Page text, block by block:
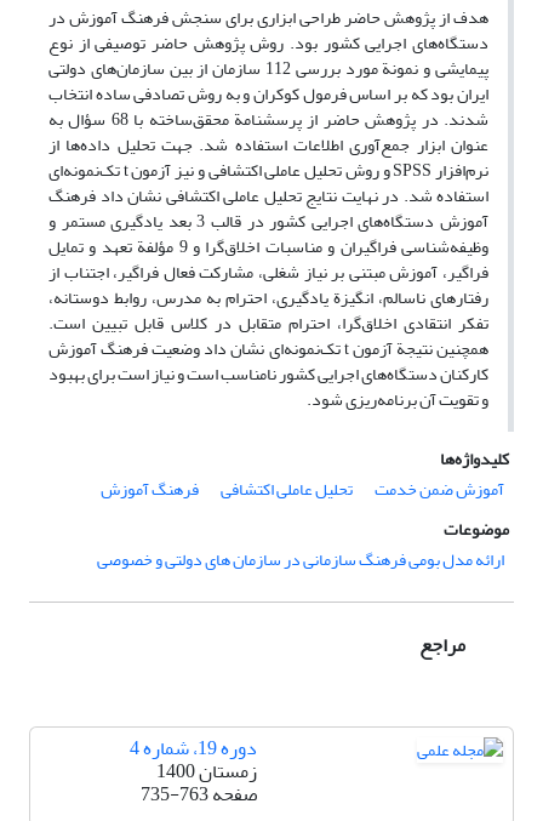
هدف از پژوهش حاضر طراحی ابزاری برای سنجش فرهنگ آموزش در
دستگاه‌های اجرایی کشور بود. روش پژوهش حاضر توصیفی از نوع
پیمایشی و نمونة مورد بررسی 112 سازمان از بین سازمان‌های دولتی
ایران بود که بر اساس فرمول کوکران و به روش تصادفی ساده انتخاب
شدند. در پژوهش حاضر از پرسشنامة محقق‌ساخته با 68 سؤال به
عنوان ابزار جمع‌آوری اطلاعات استفاده شد. جهت تحلیل داده‌ها از
نرم‌افزار SPSS و روش تحلیل عاملی اکتشافی و نیز آزمون t تک‌نمونه‌ای
استفاده شد. در نهایت نتایج تحلیل عاملی اکتشافی نشان داد فرهنگ
آموزش دستگاه‌های اجرایی کشور در قالب 3 بعد یادگیری مستمر و
وظیفه‌شناسی فراگیران و مناسبات اخلاق‌گرا و 9 مؤلفة تعهد و تمایل
فراگیر، آموزش مبتنی بر نیاز شغلی، مشارکت فعال فراگیر، اجتناب از
رفتارهای ناسالم، انگیزة یادگیری، احترام به مدرس، روابط دوستانه،
تفکر انتقادی اخلاق‌‌گرا، احترام متقابل در کلاس قابل تبیین است.
همچنین نتیجة آزمون t تک‌نمونه‌ای نشان داد وضعیت فرهنگ آموزش
کارکنان دستگاه‌های اجرایی کشور نامناسب است و نیاز است برای بهبود
و تقویت آن برنامه‌ریزی شود.
کلیدواژه‌ها
آموزش ضمن خدمت
تحلیل عاملی اکتشافی
فرهنگ آموزش
موضوعات
ارائه مدل بومی فرهنگ سازمانی در سازمان های دولتی و خصوصی
مراجع
دوره 19، شماره 4
زمستان 1400
صفحه735-763